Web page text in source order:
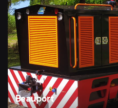
Beauport